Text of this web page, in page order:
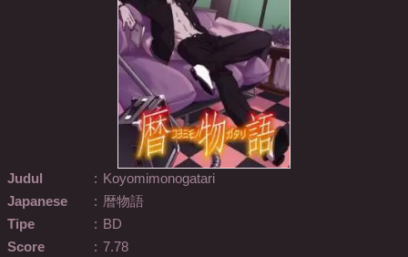
Judul : Koyomimonogatari
Japanese
: 暦物語
Tipe
: BD
Score
: 7.78